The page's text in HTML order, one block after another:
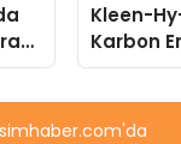
Kleen-
Karbon
Isıtma
Aldı